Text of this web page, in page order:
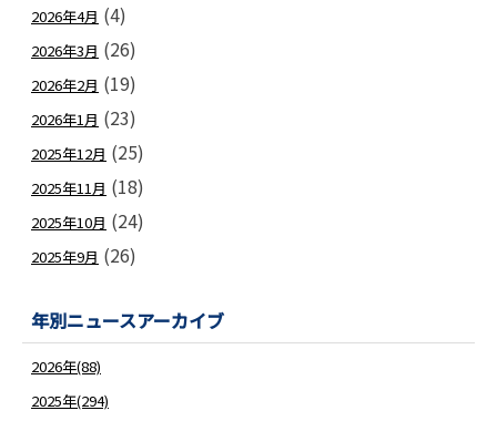
2026年4月 (4)
2026年3月 (26)
2026年2月 (19)
2026年1月 (23)
2025年12月 (25)
2025年11月 (18)
2025年10月 (24)
2025年9月 (26)
年別ニュースアーカイブ
2026年(88)
2025年(294)